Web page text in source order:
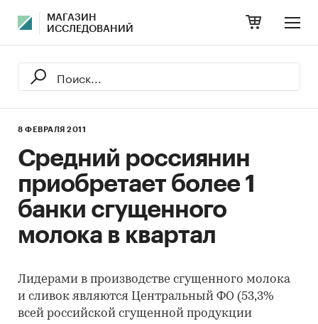
МАГАЗИН
ИССЛЕДОВАНИЙ
8 ФЕВРАЛЯ 2011
Средний россиянин
приобретает более 1
банки сгущенного
молока в квартал
Лидерами в производстве сгущенного молока
и сливок являются Центральный ФО (53,3%
всей российской сгущенной продукции